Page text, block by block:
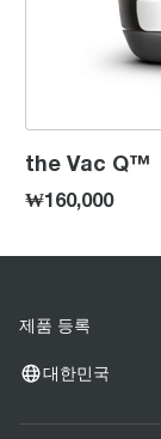
the Vac Q™
₩160,000
제품 등록
대한민국